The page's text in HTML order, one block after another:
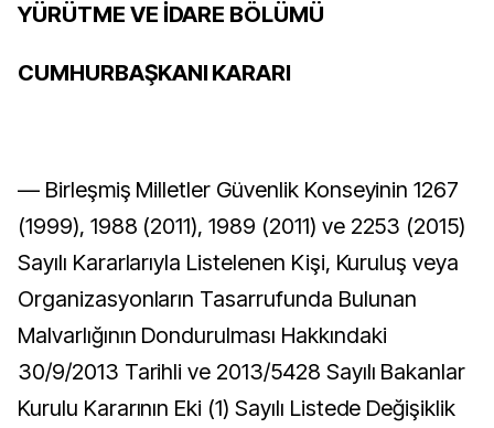
YÜRÜTME VE İDARE BÖLÜMÜ
CUMHURBAŞKANI KARARI
–– Birleşmiş Milletler Güvenlik Konseyinin 1267
(1999), 1988 (2011), 1989 (2011) ve 2253 (2015)
Sayılı Kararlarıyla Listelenen Kişi, Kuruluş veya
Organizasyonların Tasarrufunda Bulunan
Malvarlığının Dondurulması Hakkındaki
30/9/2013 Tarihli ve 2013/5428 Sayılı Bakanlar
Kurulu Kararının Eki (1) Sayılı Listede Değişiklik